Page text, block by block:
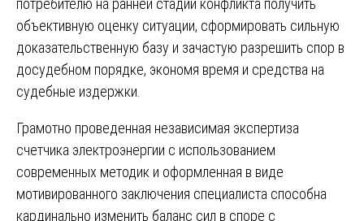
потребителю на ранней стадии конфликта получить
объективную оценку ситуации, сформировать сильную
доказательственную базу и зачастую разрешить спор в
досудебном порядке, экономя время и средства на
судебные издержки.
Грамотно проведенная независимая экспертиза
счетчика электроэнергии с использованием
современных методик и оформленная в виде
мотивированного заключения специалиста способна
кардинально изменить баланс сил в споре с